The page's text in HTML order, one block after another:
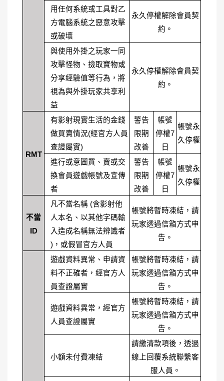
用任何系統或工具對乙
方電腦系統之惡意攻擊
或破壞
永久停權解除會員契
約。
與使用外掛之玩家一同
攻擊怪物、撿取寶物或
分享經驗值等行為，將
視為與外掛玩家共享利
益
永久停權解除會員契
約。
RMT
有影射現實生活的金錢
做買賣情況(經官方人員
查證屬實)
警告
限期
改善
帳號
停權7
日
帳號永
久停權
進行或意圖買、賣或交
換會員遊戲帳號及宣傳
者
警告
限期
改善
帳號
停權7
日
帳號永
久停權
不當
ID
凡不當名稱 (含影射他
人本名、以其他字碼輸
入造成名稱無法辨識者
)，或假冒官方人員
帳號將暫時凍結，請
玩家透過信箱方式申
告。
遊戲資料異常、申請資
料不正確者，經官方人
員查證屬實
帳號將暫時凍結，請
玩家透過信箱方式申
告。
遊戲資料異常，經官方
人員查證屬實
帳號將暫時凍結，請
玩家透過信箱方式申
告。
小額未付費凍結
請繳清款項後，透過
線上回覆系統聯繫客
服人員。